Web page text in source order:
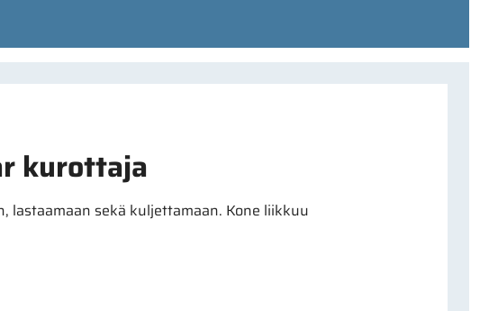
kurottaja
lastaamaan sekä kuljettamaan. Kone liikkuu